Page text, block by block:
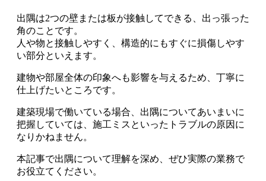
出隅は2つの壁または板が接触してできる、出っ張った
角のこと です。
人や物と接触しやすく、構造的にもすぐに損傷しやす
い部分といえます。
建物や部屋全体の印象へも影響を与えるため、丁寧に
仕上げたいところです。
建築現場で働いている場合、出隅についてあいまいに
把握していては、施工ミスといったトラブルの原因に
なりかねません。
本記事で出隅について理解を深め、ぜひ実際の業務で
お役立てください。